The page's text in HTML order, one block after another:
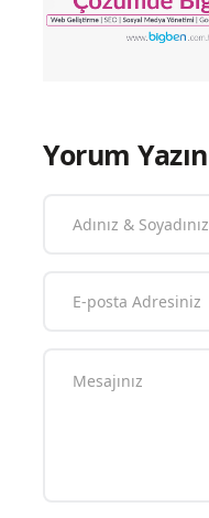
Yorum Yazın